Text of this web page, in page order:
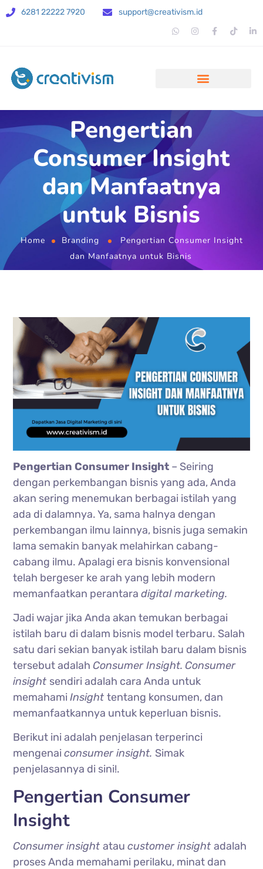
6281 22222 7920 support@creativism.id
Pengertian
Consumer Insight
dan Manfaatnya
untuk Bisnis
Home Branding
Pengertian Consumer Insight
dan Manfaatnya untuk Bisnis
Pengertian Consumer Insight – Seiring
dengan perkembangan bisnis yang ada, Anda
akan sering menemukan berbagai istilah yang
ada di dalamnya. Ya, sama halnya dengan
perkembangan ilmu lainnya, bisnis juga semakin
lama semakin banyak melahirkan cabang-
cabang ilmu. Apalagi era bisnis konvensional
telah bergeser ke arah yang lebih modern
memanfaatkan perantaradigital marketing.
Jadi wajar jika Anda akan temukan berbagai
istilah baru di dalam bisnis model terbaru. Salah
satu dari sekian banyak istilah baru dalam bisnis
tersebut adalah Consumer Insight. Consumer
insight sendiri adalah cara Anda untuk
memahamiInsighttentang konsumen, dan
memanfaatkannya untuk keperluan bisnis.
Berikut ini adalah penjelasan terperinci
mengenaiconsumer insight. Simak
penjelasannya di sini!.
Pengertian Consumer
Insight
Consumer insightataucustomer insightadalah
proses Anda memahami perilaku, minat dan